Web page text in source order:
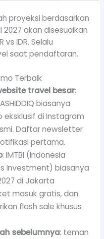
proyeksi berdasarkan
akan disesuaikan
vs IDR. Selalu
saat pendaftaran.
Terbaik
travel besar:
biasanya
di Instagram
Daftar newsletter
pertama.
: IMTBI (Indonesia
Investment) biasanya
di Jakarta
masuk gratis, dan
flash sale khusus
sebelumnya: teman